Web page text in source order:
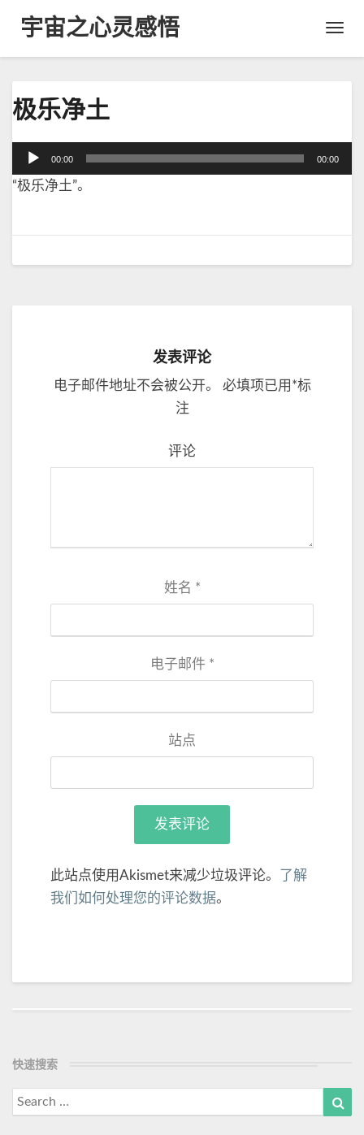
Toggle
宇宙之心灵感悟
乐
土
极乐净土
播
00:00 00:00
“极乐净土”。
发表评论
电子邮件地址不会被公开。 必填项已用 *标
注
评论
姓名 *
电子邮件 *
站点
此站点使用Akismet来减少垃圾评论。
了解
我们如何处理您的评论数据。
快速搜索
Search
for: